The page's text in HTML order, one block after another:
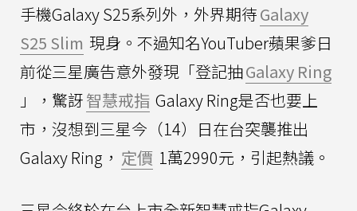
手機Galaxy S25系列外，外界期待Galaxy
S25 Slim 現身。不過知名YouTuber蘋果爹日
前從三星廣告意外發現「登記抽Galaxy Ring
」，驚訝智慧戒指 Galaxy Ring是否也要上
市，沒想到三星今（14）日在台突襲推出
Galaxy Ring， 定價 1萬2990元，引起熱議。